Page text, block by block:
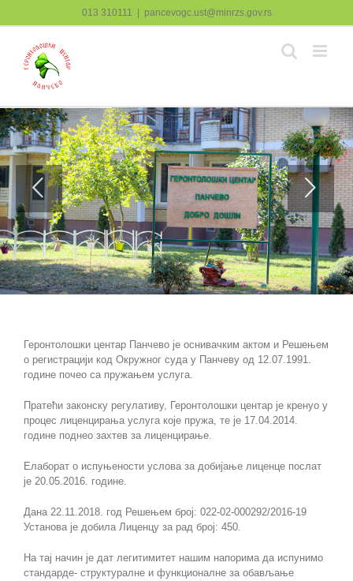
013 310111 pancevogc.ust@minrzs.gov.rs
Геронтолошки центар Панчево је оснивачким актом и Решењем
о регистрацији код Окружног суда у Панчеву од 12.07.1991.
године почео са пружањем услуга.
Пратећи законску регулативу, Геронтолошки центар је кренуо у
процес лиценцирања услуга које пружа, те је 17.04.2014.
године поднео захтев за лиценцирање.
Елаборат о испуњености услова за добијање лиценце послат
је 20.05.2016. године.
Дана 22.11.2018. год Решењем број: 022-02-000292/2016-19
Установа је добила Лиценцу за рад број: 450.
На тај начин је дат легитимитет нашим напорима да испунимо
стандарде- структуралне и функционалне за обављање